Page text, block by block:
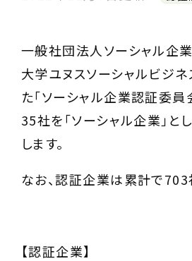
一般社団法人ソーシャル企
大学ユヌスソーシャルビジ
た「ソーシャル企業認証委
35社を「ソーシャル企業」
します。
なお、認証企業は累計で703
【認証企業】